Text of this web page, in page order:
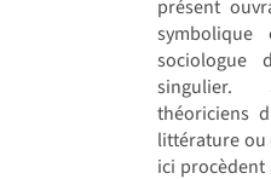
présent
sociologue
singulier.
théoriciens
littérature ou
ici procèdent